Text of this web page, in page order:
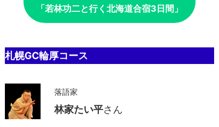
「若林功二と行く北海道合宿3日間」
札幌GC輪厚コース
落語家
林家たい平さん